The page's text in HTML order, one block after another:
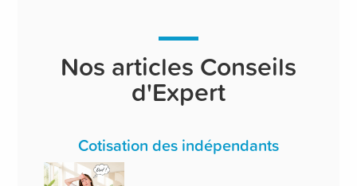
Nos articles Conseils
d'Expert
Cotisation des indépendants